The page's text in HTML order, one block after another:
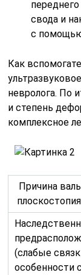
свода и
с
Как
невролога. По
и степень
комплексное
Причина
(слабые
особенности